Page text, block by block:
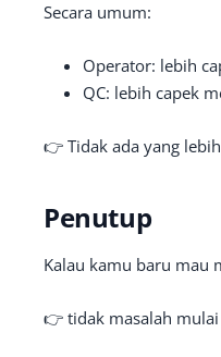
Secara umum:
Operator: lebih
QC: lebih capek
👉 Tidak ada yang
Penutup
Kalau kamu baru mau
👉 tidak masalah